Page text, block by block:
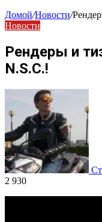
Домой/Новости/
Новости
Рендеры и
N.S.C.!
2 930